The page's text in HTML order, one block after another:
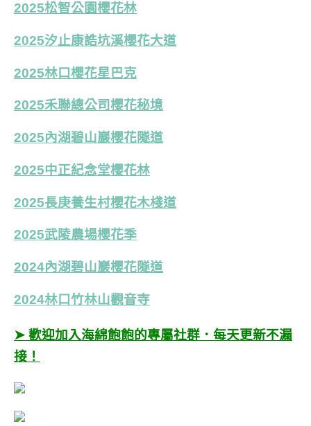
2025松智公園櫻花林
2025汐止康誥坑溪櫻花大道
2025林口櫻花星巴克
2025禾聯總公司櫻花秘境
2025內湖碧山巖櫻花隧道
2025中正紀念堂櫻花林
2025長庚養生村櫻花木棧道
2025武陵農場櫻花季
2024內湖碧山巖櫻花隧道
2024林口竹林山觀音寺
➤ 歡迎加入海綿飽飽的專屬社群．每天更新不漏
接！